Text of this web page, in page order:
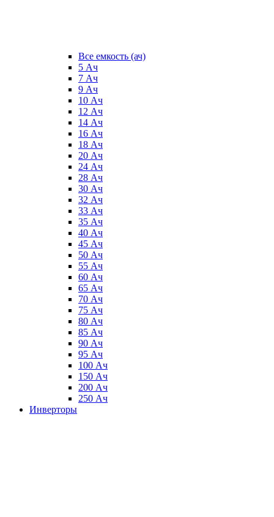
Все емкость (ач)
5 Ач
7 Ач
9 Ач
10 Ач
12 Ач
14 Ач
16 Ач
18 Ач
20 Ач
24 Ач
28 Ач
30 Ач
32 Ач
33 Ач
35 Ач
40 Ач
45 Ач
50 Ач
55 Ач
60 Ач
65 Ач
70 Ач
75 Ач
80 Ач
85 Ач
90 Ач
95 Ач
100 Ач
150 Ач
200 Ач
250 Ач
Инверторы